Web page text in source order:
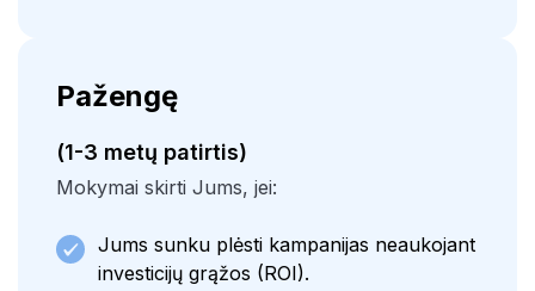
Pažengę
(1-3 metų patirtis)
Mokymai skirti Jums, jei:
Jums sunku plėsti kampanijas neaukojant
investicijų grąžos (ROI).